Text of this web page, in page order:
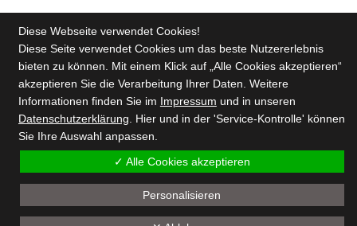
Diese Webseite verwendet Cookies!
Diese Seite verwendet Cookies um das beste Nutzererlebnis
bieten zu können. Mit einem Klick auf „Alle Cookies akzeptieren“
akzeptieren Sie die Verarbeitung Ihrer Daten. Weitere
Informationen finden Sie im Impressum und in unseren
Datenschutzerklärung . Hier und in der 'Service-Kontrolle' können
Sie Ihre Auswahl anpassen.
✓ Alle Cookies akzeptieren
Personalisieren